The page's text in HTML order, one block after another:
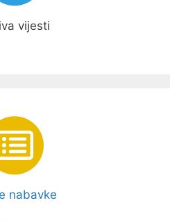
vijesti
nabavke